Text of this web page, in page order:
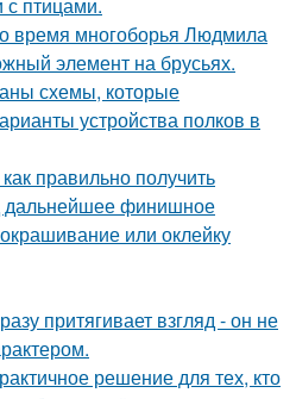
время многоборья Людмила
элемент на брусьях.
схемы, которые
устройства полков в
правильно получить
дальнейшее финишное
или оклейку
притягивает взгляд - он не
решение для тех, кто